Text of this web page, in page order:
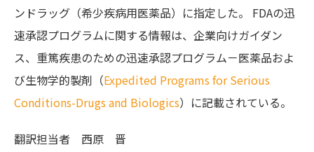
ンドラッグ（希少疾病用医薬品）に指定した。 FDAの迅
速承認プログラムに関する情報は、企業向けガイダン
ス、重篤疾患のための迅速承認プログラム－医薬品およ
び生物学的製剤（Expedited Programs for Serious
Conditions-Drugs and Biologics）に記載されている。
翻訳担当者 西原 晋